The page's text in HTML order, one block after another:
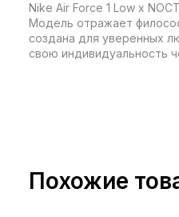
Nike Air Force 1 Low x
Модель отражает
создана для уверенных
свою индивидуальность
Похожие